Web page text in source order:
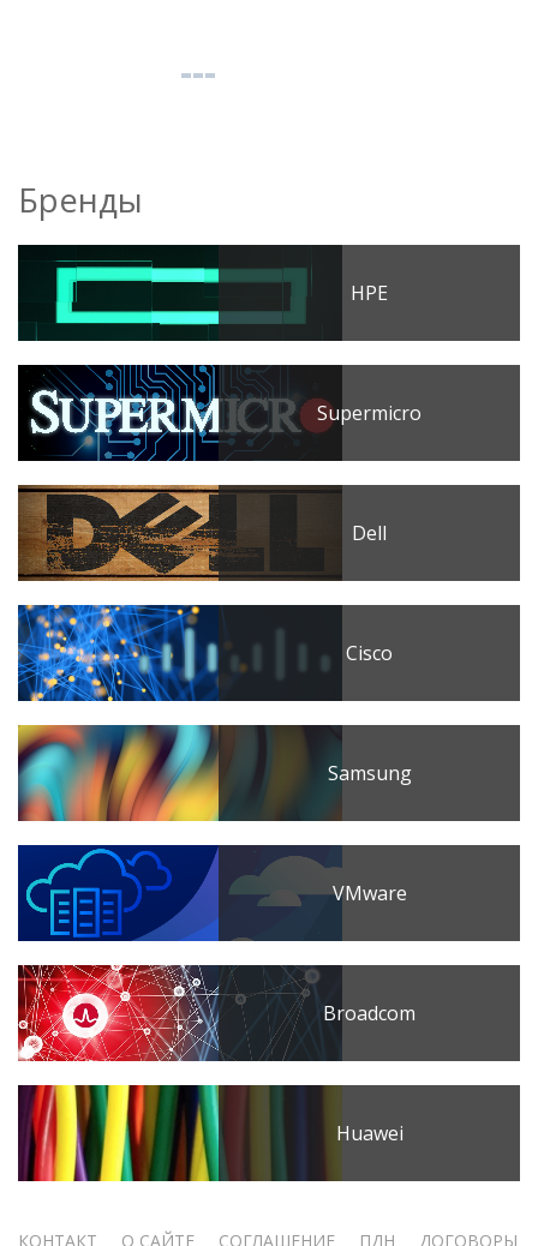
Бренды
HPE
Supermicro
Dell
Cisco
Samsung
VMware
Broadcom
Huawei
КОНТАКТ О САЙТЕ СОГЛАШЕНИЕ ПДН ДОГОВОРЫ